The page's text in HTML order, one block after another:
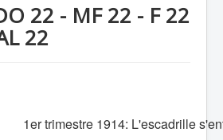
22 - MF 22 - F 22
22
1er trimestre 1914: L'escadrille